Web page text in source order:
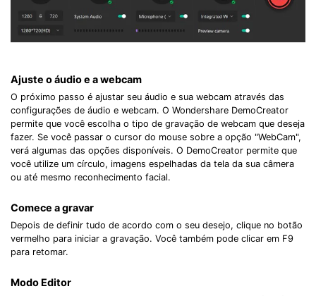
Ajuste o áudio e a webcam
O próximo passo é ajustar seu áudio e sua webcam através das
configurações de áudio e webcam. O Wondershare DemoCreator
permite que você escolha o tipo de gravação de webcam que deseja
fazer. Se você passar o cursor do mouse sobre a opção "WebCam",
verá algumas das opções disponíveis. O DemoCreator permite que
você utilize um círculo, imagens espelhadas da tela da sua câmera
ou até mesmo reconhecimento facial.
Comece a gravar
Depois de definir tudo de acordo com o seu desejo, clique no botão
vermelho para iniciar a gravação. Você também pode clicar em F9
para retomar.
Modo Editor